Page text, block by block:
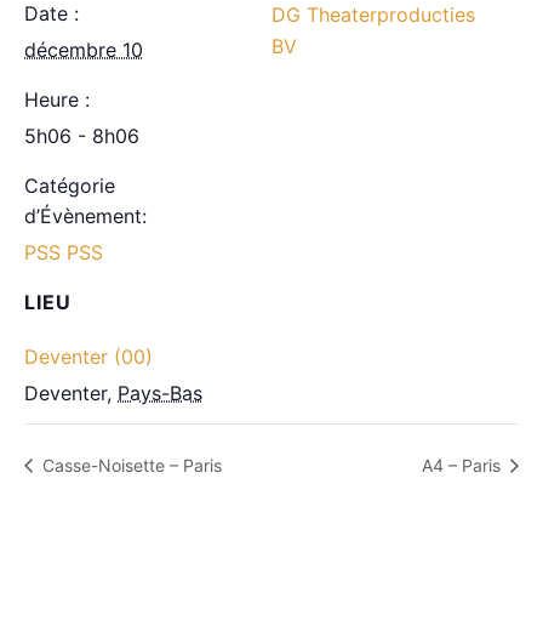
Date :
décembre 10
Heure :
5h06 - 8h06
Catégorie
d’Évènement:
PSS PSS
LIEU
Deventer (00)
Deventer, Pays-Bas
DG Theaterproducties
BV
Casse-Noisette – Paris A4 – Paris